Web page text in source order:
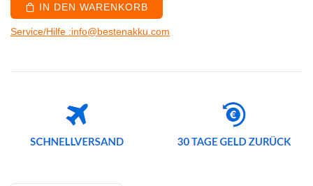
IN DEN WARENKORB
Service/Hilfe :info@bestenakku.com